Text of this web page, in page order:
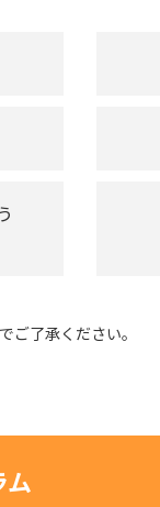
了承ください。
ム